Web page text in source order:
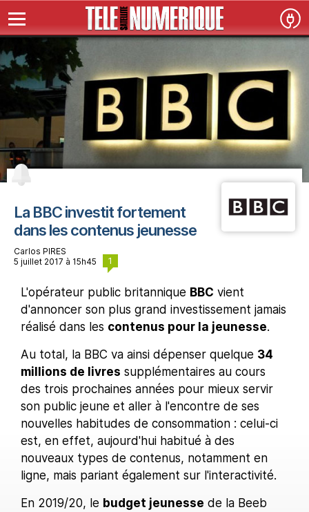
La BBC investit fortement
dans les contenus jeunesse
Carlos PIRES
5 juillet 2017 à 15h45
1
L'opérateur public britannique BBC vient
d'annoncer son plus grand investissement jamais
réalisé dans les contenus pour la jeunesse.
Au total, la BBC va ainsi dépenser quelque 34
millions de livres supplémentaires au cours
des trois prochaines années pour mieux servir
son public jeune et aller à l'encontre de ses
nouvelles habitudes de consommation : celui-ci
est, en effet, aujourd'hui habitué à des
nouveaux types de contenus, notamment en
ligne, mais pariant également sur l'interactivité.
En 2019/20, le budget jeunesse de la Beeb